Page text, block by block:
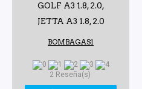
GOLF A3 1.8, 2.0,
JETTA A3 1.8, 2.0
BOMBAGAS1
2 Reseña(s)